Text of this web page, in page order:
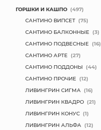
ГОРШКИ И КАШПО (497)
САНТИНО ВИПСЕТ (75)
САНТИНО БАЛКОННЫЕ (3)
САНТИНО ПОДВЕСНЫЕ (16)
САНТИНО АРТЕ (27)
САНТИНО ПОДДОНЫ (44)
САНТИНО ПРОЧИЕ (12)
ЛИВИНГРИН СИГМА (16)
ЛИВИНГРИН КВАДРО (21)
ЛИВИНГРИН КОНУС (1)
ЛИВИНГРИН АЛЬФА (12)